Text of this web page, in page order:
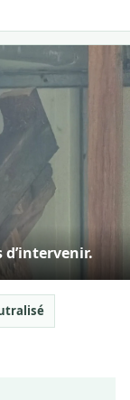
d’intervenir.